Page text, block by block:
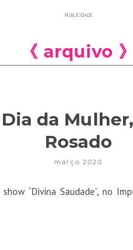
PUBLICIDADE
《 arquivo 》
da
Rosado
março 2020
“Divina Saudade”, no